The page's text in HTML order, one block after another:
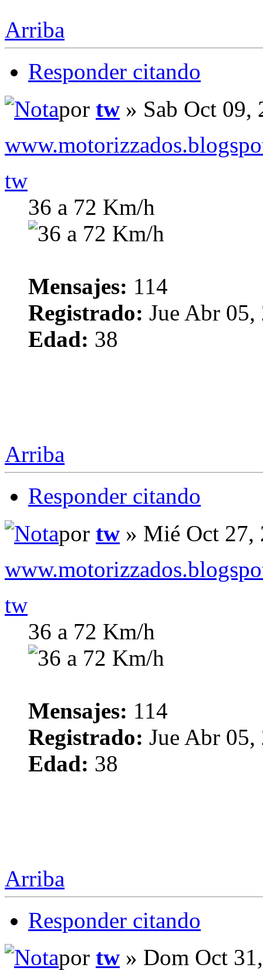
Arriba
Responder citando
por tw » Sab Oct 09,
tw
36 a 72 Km/h
Mensajes: 114
Registrado: Jue Abr
Edad: 38
Arriba
Responder citando
por tw » Mié Oct 27,
tw
36 a 72 Km/h
Mensajes: 114
Registrado: Jue Abr
Edad: 38
Arriba
Responder citando
por tw » Dom Oct